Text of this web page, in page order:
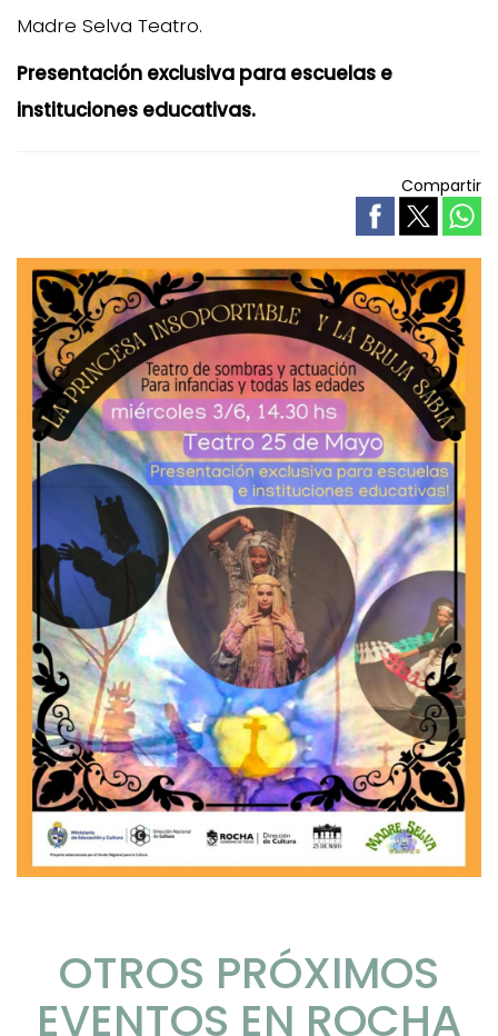
Madre Selva Teatro.
Presentación exclusiva para escuelas e
instituciones educativas.
Compartir
OTROS PRÓXIMOS
EVENTOS EN ROCHA